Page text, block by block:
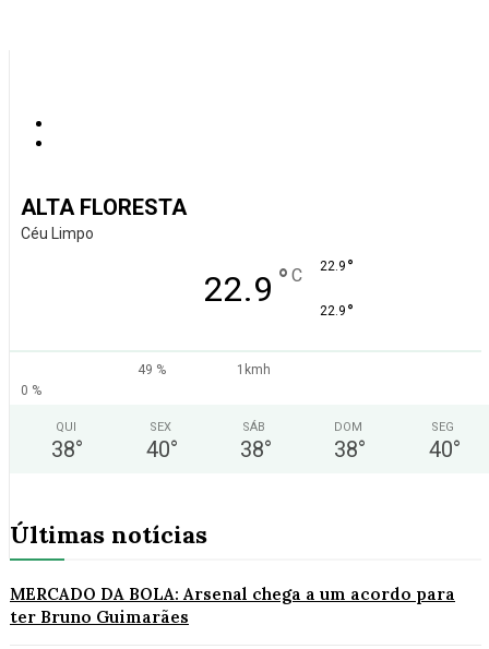
ALTA FLORESTA
Céu Limpo
22.9 ° C 22.9 °
22.9 °
49 %
1kmh
0 %
QUI
38°
SEX
40°
SÁB
38°
DOM
38°
SEG
40°
Últimas notícias
MERCADO DA BOLA: Arsenal chega a um acordo para
ter Bruno Guimarães